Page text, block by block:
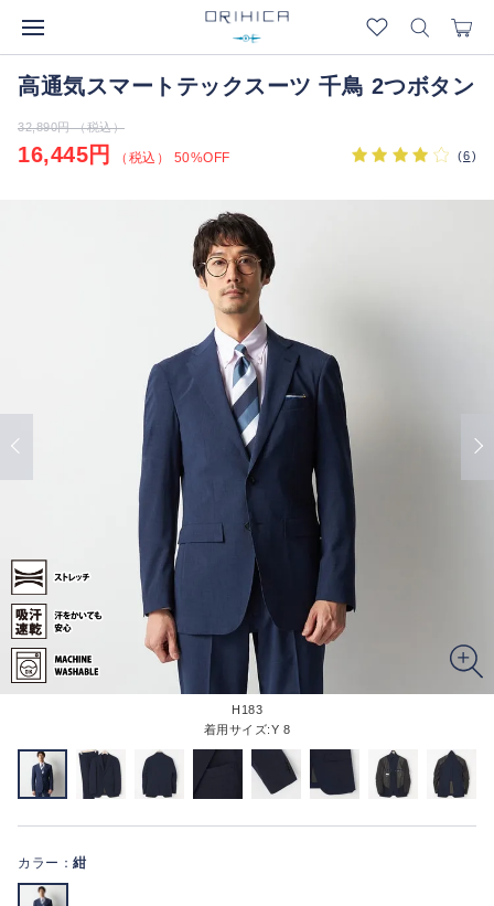
高通気スマートテックスーツ 千鳥 2つボタン
32,890円 （税込）
16,445円 （税込） 50%OFF (6)
H183
着用サイズ:Y 8
カラー： 紺